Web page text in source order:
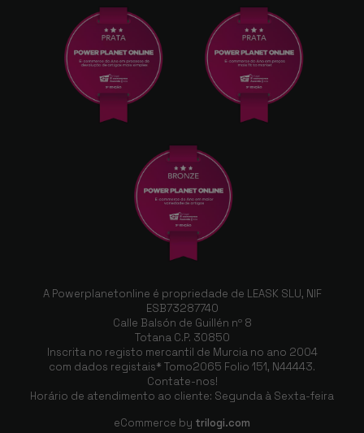
A Powerplanetonline é propriedade de LEASK SLU, NIF
ESB73287740
Calle Balsón de Guillén nº 8
Totana C.P. 30850
Inscrita no registo mercantil de Murcia no ano 2004
com dados registais* Tomo2065 Folio 151, N44443.
Contate-nos!
Horário de atendimento ao cliente: Segunda à Sexta-feira
eCommerce by trilogi.com